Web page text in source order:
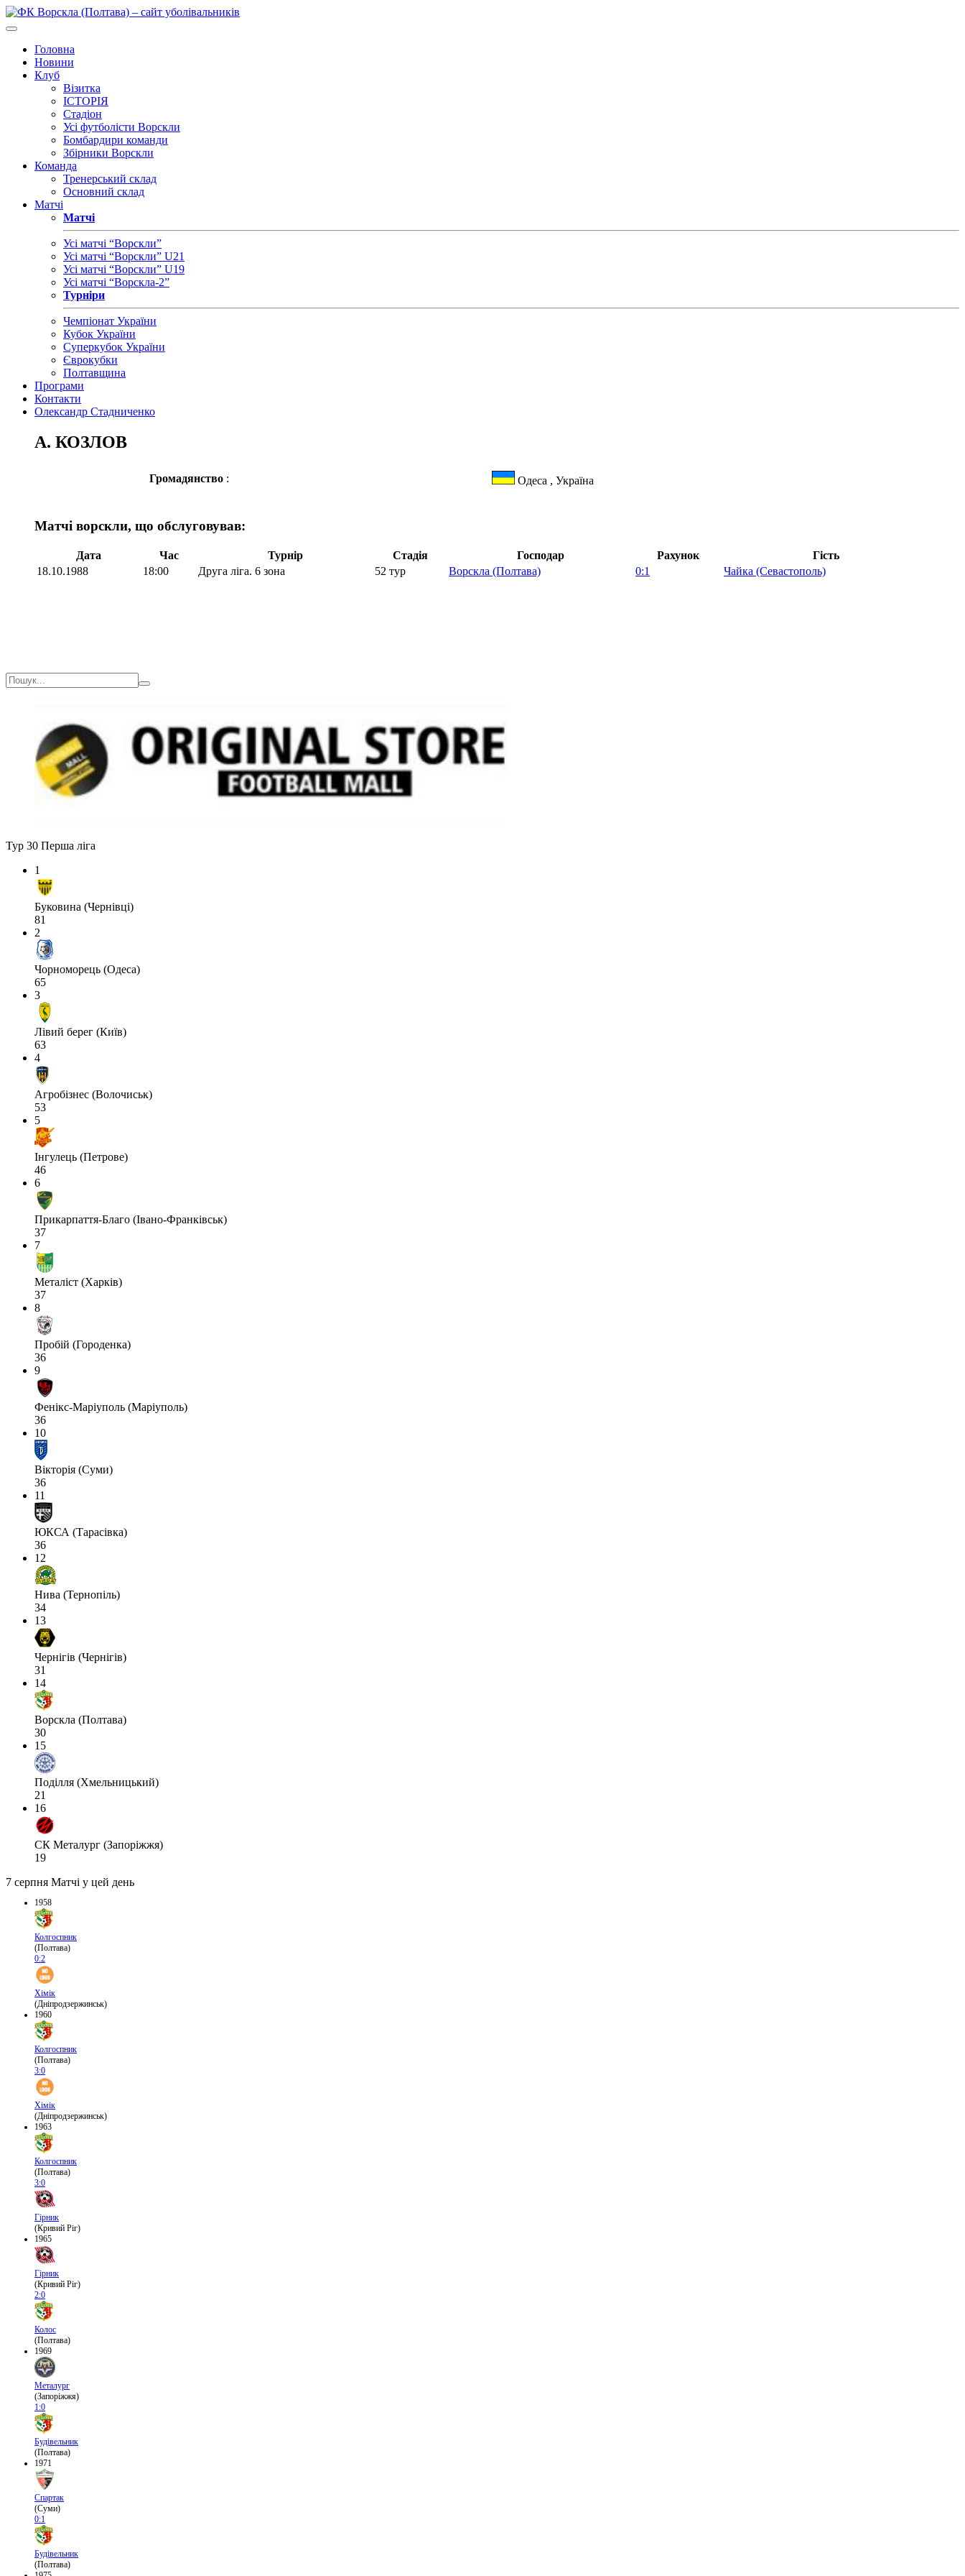
Головна
Новини
Клуб
Візитка
ІСТОРІЯ
Стадіон
Усі футболісти Ворскли
Бомбардири команди
Збірники Ворскли
Команда
Тренерський склад
Основний склад
Матчі
Матчі
Усі матчі “Ворскли”
Усі матчі “Ворскли” U21
Усі матчі “Ворскли” U19
Усі матчі “Ворскла-2”
Турніри
Чемпіонат України
Кубок України
Суперкубок України
Єврокубки
Полтавщина
Програми
Контакти
Олександр Стадниченко
А. КОЗЛОВ
Громадянство : Одеса , Україна
Матчі ворскли, що обслуговував:
Дата Час Турнір Стадія Господар Рахунок
Гість
18.10.1988
18:00 Друга ліга. 6 зона 52 тур Ворскла (Полтава) 0:1 Чайка (Севастополь)
Тур 30 Перша ліга
1
Буковина (Чернівці)
81
2
Чорноморець (Одеса)
65
3
Лівий берег (Київ)
63
4
Агробізнес (Волочиськ)
53
5
Інгулець (Петрове)
46
6
Прикарпаття-Благо (Івано-Франківськ)
37
7
Металіст (Харків)
37
8
Пробій (Городенка)
36
9
Фенікс-Маріуполь (Маріуполь)
36
10
Вікторія (Суми)
36
11
ЮКСА (Тарасівка)
36
12
Нива (Тернопіль)
34
13
Чернігів (Чернігів)
31
14
Ворскла (Полтава)
30
15
Поділля (Хмельницький)
21
16
СК Металург (Запоріжжя)
19
7 серпня Матчі у цей день
1958
Колгоспник
(Полтава)
0:2
Хімік
(Дніпродзержинськ)
1960
Колгоспник
(Полтава)
3:0
Хімік
(Дніпродзержинськ)
1963
Колгоспник
(Полтава)
3:0
Гірник
(Кривий Ріг)
1965
Гірник
(Кривий Ріг)
2:0
Колос
(Полтава)
1969
Металург
(Запоріжжя)
1:0
Будівельник
(Полтава)
1971
Спартак
(Суми)
0:1
Будівельник
(Полтава)